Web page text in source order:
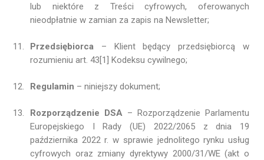
lub niektóre z Treści cyfrowych, oferowanych
nieodpłatnie w zamian za zapis na Newsletter;
Przedsiębiorca – Klient będący przedsiębiorcą w
rozumieniu art. 43[1] Kodeksu cywilnego;
Regulamin – niniejszy dokument;
Rozporządzenie DSA – Rozporządzenie Parlamentu
Europejskiego I Rady (UE) 2022/2065 z dnia 19
października 2022 r. w sprawie jednolitego rynku usług
cyfrowych oraz zmiany dyrektywy 2000/31/WE (akt o